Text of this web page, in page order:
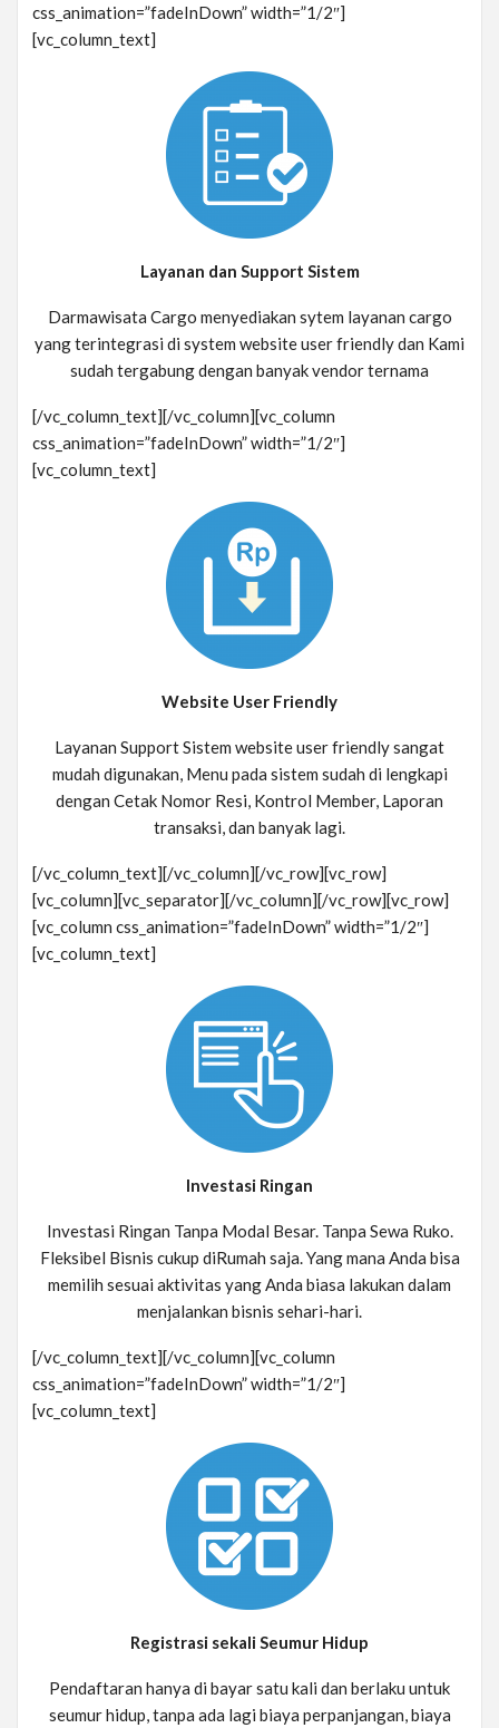
css_animation=”fadeInDown” width=”1/2″]
[vc_column_text]
Layanan dan Support Sistem
Darmawisata Cargo menyediakan sytem layanan cargo
yang terintegrasi di system website user friendly dan Kami
sudah tergabung dengan banyak vendor ternama
[/vc_column_text][/vc_column][vc_column
css_animation=”fadeInDown” width=”1/2″]
[vc_column_text]
Website User Friendly
Layanan Support Sistem website user friendly sangat
mudah digunakan, Menu pada sistem sudah di lengkapi
dengan Cetak Nomor Resi, Kontrol Member, Laporan
transaksi, dan banyak lagi.
[/vc_column_text][/vc_column][/vc_row][vc_row]
[vc_column][vc_separator][/vc_column][/vc_row][vc_row]
[vc_column css_animation=”fadeInDown” width=”1/2″]
[vc_column_text]
Investasi Ringan
Investasi Ringan Tanpa Modal Besar. Tanpa Sewa Ruko.
Fleksibel Bisnis cukup diRumah saja. Yang mana Anda bisa
memilih sesuai aktivitas yang Anda biasa lakukan dalam
menjalankan bisnis sehari-hari.
[/vc_column_text][/vc_column][vc_column
css_animation=”fadeInDown” width=”1/2″]
[vc_column_text]
Registrasi sekali Seumur Hidup
Pendaftaran hanya di bayar satu kali dan berlaku untuk
seumur hidup, tanpa ada lagi biaya perpanjangan, biaya